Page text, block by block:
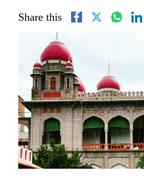
Share this